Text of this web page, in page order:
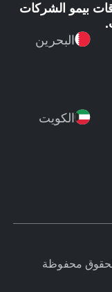
بيمو الشركات
البحرين
الكويت